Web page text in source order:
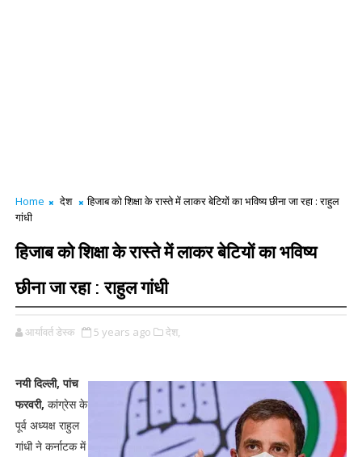
Home देश
हिजाब को शिक्षा के रास्ते में लाकर बेटियों का भविष्य छीना जा रहा : राहुल
गांधी
हिजाब को शिक्षा के रास्ते में लाकर बेटियों का भविष्य
छीना जा रहा : राहुल गांधी
आर्यावर्त डेस्क 5 years ago देश,
नयी दिल्ली, पांच
फरवरी, कांग्रेस के
पूर्व अध्यक्ष राहुल
गांधी ने कर्नाटक में